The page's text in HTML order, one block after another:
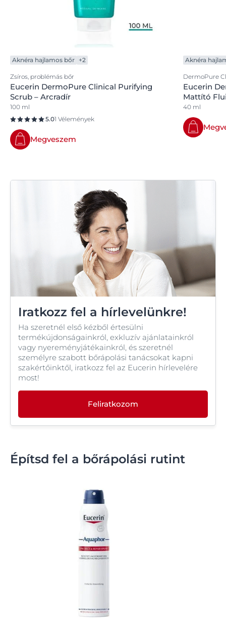
Aknéra hajlamos bőr +2
Zsíros, problémás bőr
Eucerin DermoPure Clinical Purifying
Scrub – Arcradír
100 ml
5.01 Vélemények
Megveszem
Aknéra
DermoPure
Eucerin
Mattító
40 ml
Iratkozz fel a hírlevelünkre!
Ha szeretnél első kézből értesülni
termékújdonságainkról, exkluzív ajánlatainkról
vagy nyereményjátékainkról, és szeretnél
személyre szabott bőrápolási tanácsokat kapni
szakértőinktől, iratkozz fel az Eucerin hírlevelére
most!
Feliratkozom
Építsd fel a bőrápolási rutint